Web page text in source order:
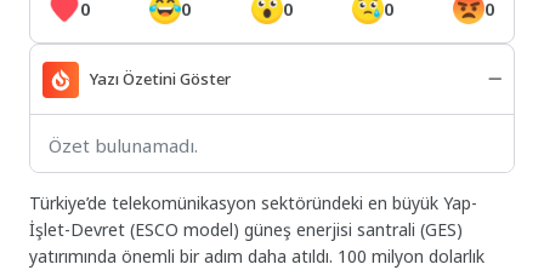
0 0 0 0 0
Yazı Özetini Göster
Özet bulunamadı.
Türkiye’de telekomünikasyon sektöründeki en büyük Yap-
İşlet-Devret (ESCO model) güneş enerjisi santrali (GES)
yatırımında önemli bir adım daha atıldı. 100 milyon dolarlık